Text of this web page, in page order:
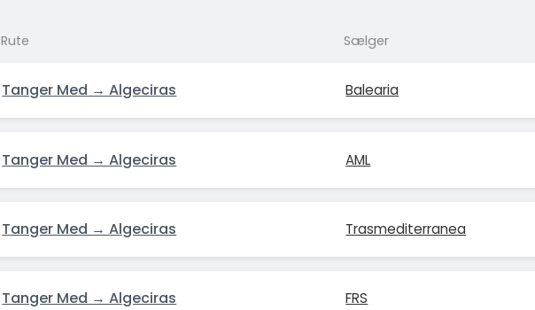
Rute Sælger
Tanger Med → Algeciras Balearia
Tanger Med → Algeciras AML
Tanger Med → Algeciras Trasmediterranea
Tanger Med → Algeciras FRS